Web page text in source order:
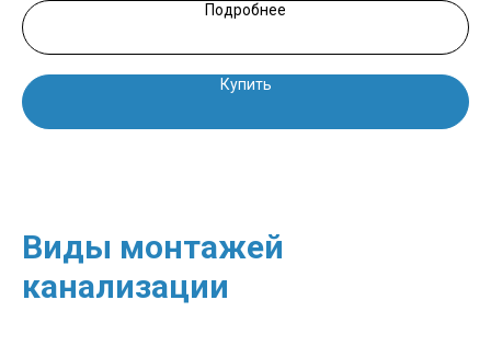
Подробнее
Купить
Виды монтажей
канализации